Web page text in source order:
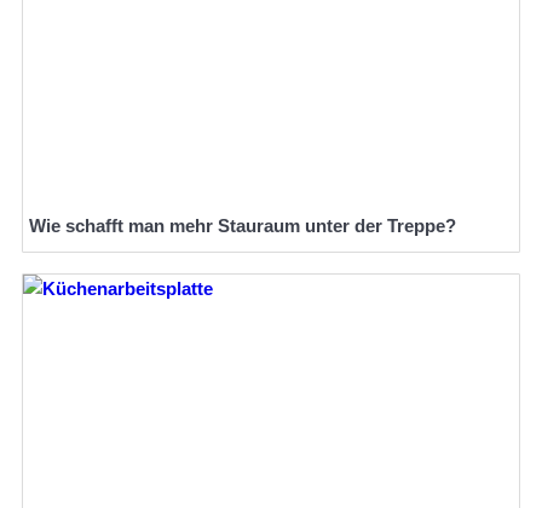
Wie schafft man mehr Stauraum unter der Treppe?